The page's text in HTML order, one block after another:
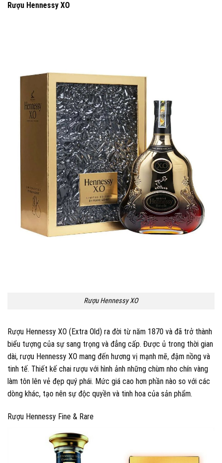
Rượu Hennessy XO
Rượu Hennessy XO
Rượu Hennessy XO (Extra Old) ra đời từ năm 1870 và đã trở thành
biểu tượng của sự sang trọng và đẳng cấp. Được ủ trong thời gian
dài, rượu Hennessy XO mang đến hương vị mạnh mẽ, đậm nồng và
tinh tế. Thiết kế chai rượu với hình ảnh những chùm nho chín vàng
làm tôn lên vẻ đẹp quý phái. Mức giá cao hơn phần nào so với các
dòng khác, tạo nên sự độc quyền và tinh hoa của sản phẩm.
Rượu Hennessy Fine & Rare